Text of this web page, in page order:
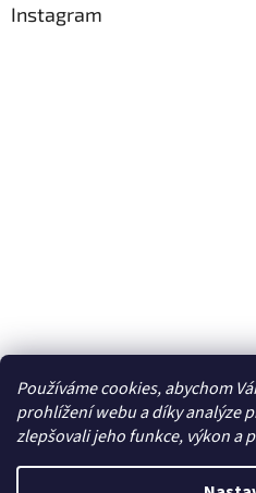
Používáme cookies, abychom
prohlížení webu a díky analýze
zlepšovali jeho funkce, výkon a
Instagram
Sledovat na